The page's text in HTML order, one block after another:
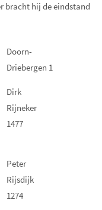
bracht hij de eindstand
Doorn-
Driebergen 1
Dirk
Rijneker
1477
Peter
Rijsdijk
1274